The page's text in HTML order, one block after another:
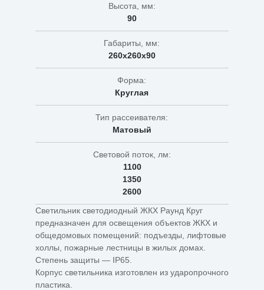
Высота, мм:
90
Габариты, мм:
260х260х90
Форма:
Круглая
Тип рассеивателя:
Матовый
Световой поток, лм:
1100
1350
2600
Светильник светодиодный ЖКХ Раунд Круг
предназначен для освещения объектов ЖКХ и
общедомовых помещений: подъезды, лифтовые
холлы, пожарные лестницы в жилых домах.
Степень защиты — IP65.
Корпус светильника изготовлен из ударопрочного
пластика.